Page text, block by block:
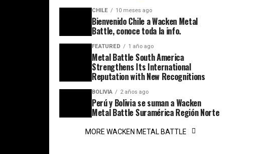
CHILE 10 meses ago
Bienvenido Chile a Wacken Metal
Battle, conoce toda la info.
FEATURED 1 año ago
Metal Battle South America
Strengthens Its International
Reputation with New Recognitions
BOLIVIA 2 años ago
Perú y Bolivia se suman a Wacken
Metal Battle Suramérica Región Norte
MORE WACKEN METAL BATTLE